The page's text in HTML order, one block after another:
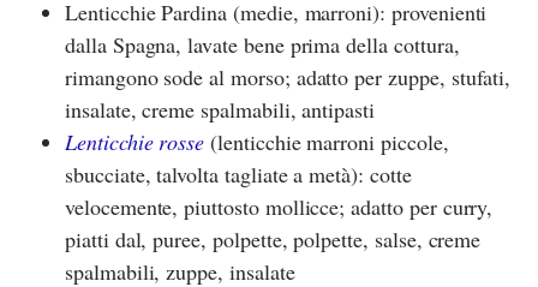
Lenticchie Pardina (medie, marroni): provenienti
dalla Spagna, lavate bene prima della cottura,
rimangono sode al morso; adatto per zuppe, stufati,
insalate, creme spalmabili, antipasti
Lenticchie rosse (lenticchie marroni piccole,
sbucciate, talvolta tagliate a metà): cotte
velocemente, piuttosto mollicce; adatto per curry,
piatti dal, puree, polpette, polpette, salse, creme
spalmabili, zuppe, insalate